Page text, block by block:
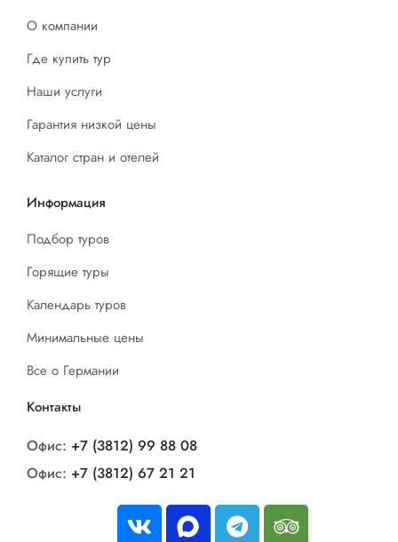
О компании
Где купить тур
Наши услуги
Гарантия низкой цены
Каталог стран и отелей
Информация
Подбор туров
Горящие туры
Календарь туров
Минимальные цены
Все о Германии
Контакты
Офис: +7 (3812) 99 88 08
Офис: +7 (3812) 67 21 21